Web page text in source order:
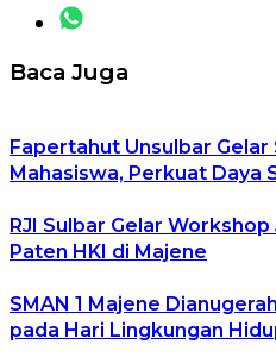
Baca Juga
Fapertahut Unsulbar
Mahasiswa, Perkuat Daya
RJI Sulbar Gelar
Paten HKI di Majene
SMAN 1 Majene
pada Hari Lingkungan